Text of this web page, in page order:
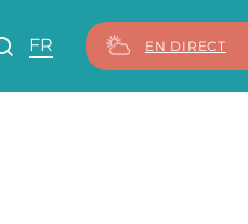
du mode éco
00
favoris
Je recherche
FR EN DIRECT